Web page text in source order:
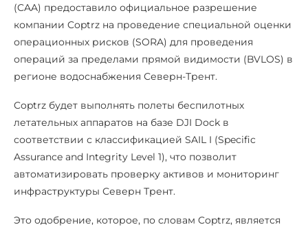
(CAA) предоставило официальное разрешение
компании Coptrz на проведение специальной оценки
операционных рисков (SORA) для проведения
операций за пределами прямой видимости (BVLOS) в
регионе водоснабжения Северн-Трент.
Coptrz будет выполнять полеты беспилотных
летательных аппаратов на базе DJI Dock в
соответствии с классификацией SAIL I (Specific
Assurance and Integrity Level 1), что позволит
автоматизировать проверку активов и мониторинг
инфраструктуры Северн Трент.
Это одобрение, которое, по словам Coptrz, является